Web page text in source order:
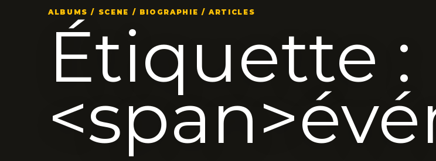
ALBUMS / SCENE / BIOGRAPHIE / ARTICLES
Étiquette :